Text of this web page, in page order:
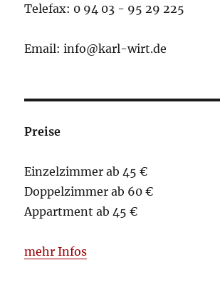
Telefax: 0 94 03 - 95 29 225
Email: info@karl-wirt.de
Preise
Einzelzimmer ab 45 €
Doppelzimmer ab 60 €
Appartment ab 45 €
mehr Infos